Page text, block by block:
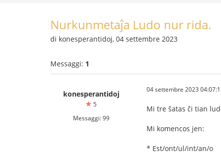
Nurkunmetaĵa Ludo nur rida.
di konesperantidoj, 04 settembre 2023
Messaggi: 1
konesperantidoj
5
Messaggi: 99
04 settembre 2023
Mi tre ŝatas ĉi tian
Mi komencos jen:
* Est/ont/ul/int/an/o